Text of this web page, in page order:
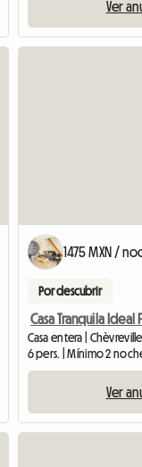
Ver
1475 MXN /
Por descubrir
Casa entera |
6 pers. | Mínimo 2
Ver